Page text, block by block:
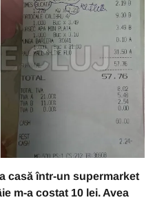
casă într-un supermarket
m-a costat 10 lei. Avea